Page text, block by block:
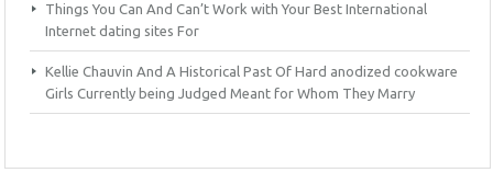
Things You Can And Can’t Work with Your Best International
Internet dating sites For
Kellie Chauvin And A Historical Past Of Hard anodized cookware
Girls Currently being Judged Meant for Whom They Marry